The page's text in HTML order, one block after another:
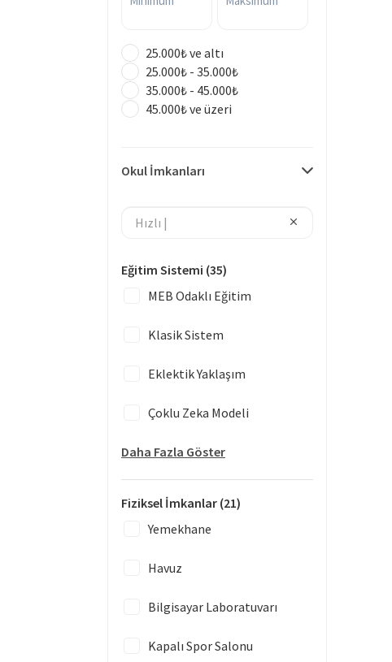
25.000₺ ve altı
25.000₺ - 35.000₺
35.000₺ - 45.000₺
45.000₺ ve üzeri
Okul İmkanları
Eğitim Sistemi (35)
MEB Odaklı Eğitim
Klasik Sistem
Eklektik Yaklaşım
Çoklu Zeka Modeli
Daha Fazla Göster
Fiziksel İmkanlar (21)
Yemekhane
Havuz
Bilgisayar Laboratuvarı
Kapalı Spor Salonu